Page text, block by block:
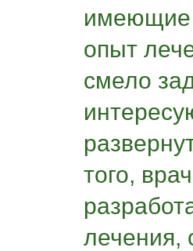
имеющие
опыт
смело
того,
лечения,